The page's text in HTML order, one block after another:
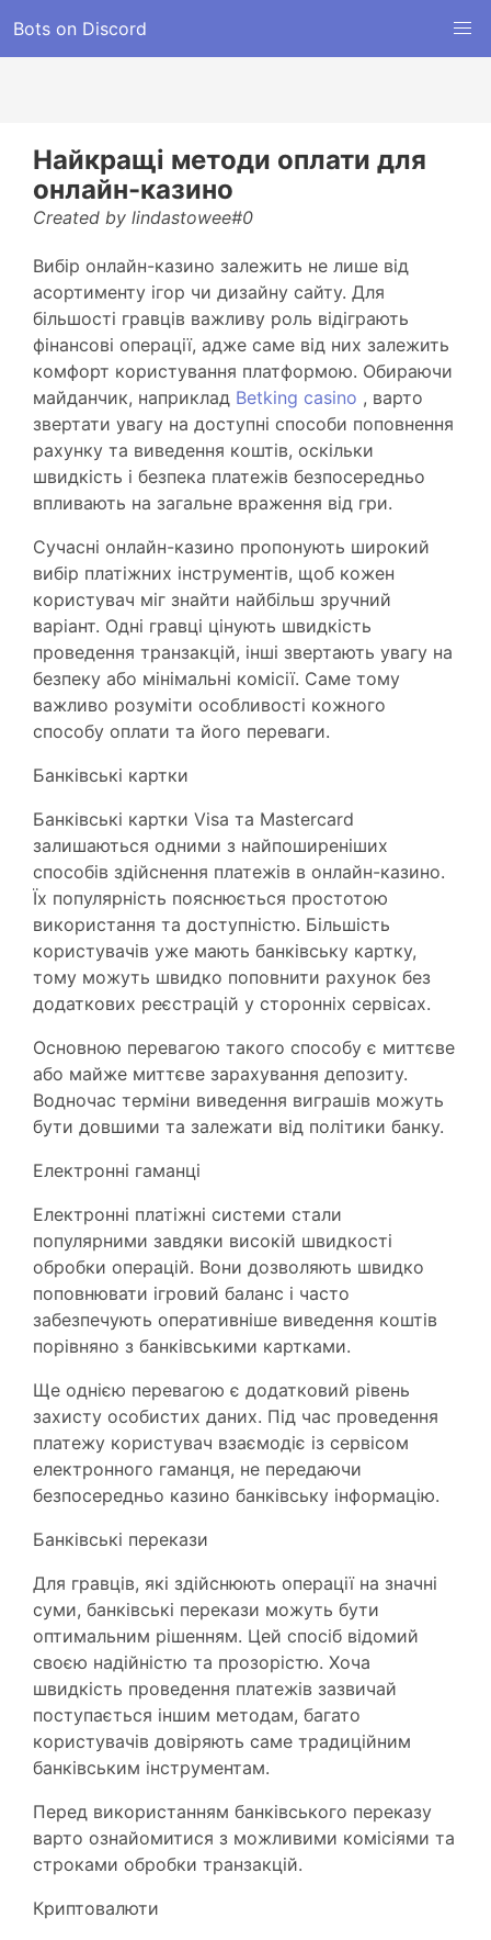
Bots on Discord
Найкращі методи оплати для
онлайн-казино
Created by lindastowee#0
Вибір онлайн-казино залежить не лише від
асортименту ігор чи дизайну сайту. Для
більшості гравців важливу роль відіграють
фінансові операції, адже саме від них залежить
комфорт користування платформою. Обираючи
майданчик, наприклад Betking casino , варто
звертати увагу на доступні способи поповнення
рахунку та виведення коштів, оскільки
швидкість і безпека платежів безпосередньо
впливають на загальне враження від гри.
Сучасні онлайн-казино пропонують широкий
вибір платіжних інструментів, щоб кожен
користувач міг знайти найбільш зручний
варіант. Одні гравці цінують швидкість
проведення транзакцій, інші звертають увагу на
безпеку або мінімальні комісії. Саме тому
важливо розуміти особливості кожного
способу оплати та його переваги.
Банківські картки
Банківські картки Visa та Mastercard
залишаються одними з найпоширеніших
способів здійснення платежів в онлайн-казино.
Їх популярність пояснюється простотою
використання та доступністю. Більшість
користувачів уже мають банківську картку,
тому можуть швидко поповнити рахунок без
додаткових реєстрацій у сторонніх сервісах.
Основною перевагою такого способу є миттєве
або майже миттєве зарахування депозиту.
Водночас терміни виведення виграшів можуть
бути довшими та залежати від політики банку.
Електронні гаманці
Електронні платіжні системи стали
популярними завдяки високій швидкості
обробки операцій. Вони дозволяють швидко
поповнювати ігровий баланс і часто
забезпечують оперативніше виведення коштів
порівняно з банківськими картками.
Ще однією перевагою є додатковий рівень
захисту особистих даних. Під час проведення
платежу користувач взаємодіє із сервісом
електронного гаманця, не передаючи
безпосередньо казино банківську інформацію.
Банківські перекази
Для гравців, які здійснюють операції на значні
суми, банківські перекази можуть бути
оптимальним рішенням. Цей спосіб відомий
своєю надійністю та прозорістю. Хоча
швидкість проведення платежів зазвичай
поступається іншим методам, багато
користувачів довіряють саме традиційним
банківським інструментам.
Перед використанням банківського переказу
варто ознайомитися з можливими комісіями та
строками обробки транзакцій.
Криптовалюти